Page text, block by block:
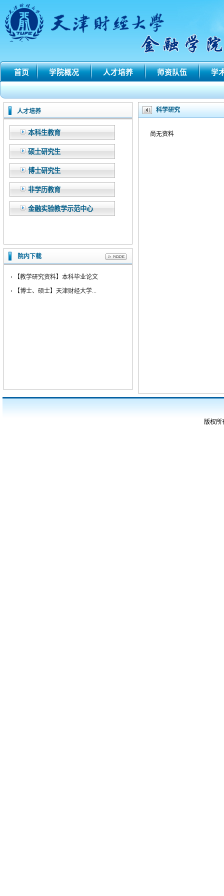
首页 学院概况 人才培养 师资队伍 学
人才培养
本科生教育
硕士研究生
博士研究生
非学历教育
金融实验教学示范中心
院内下载
·
【教学研究资料】本科毕业论文
·
【博士、硕士】天津财经大学...
科学研究
尚无资料
版权所